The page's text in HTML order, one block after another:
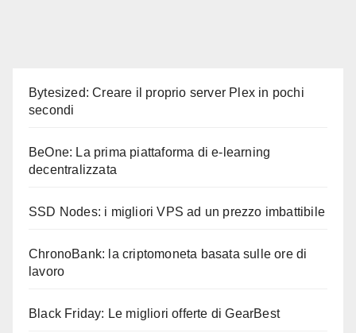
Bytesized: Creare il proprio server Plex in pochi
secondi
BeOne: La prima piattaforma di e-learning
decentralizzata
SSD Nodes: i migliori VPS ad un prezzo imbattibile
ChronoBank: la criptomoneta basata sulle ore di
lavoro
Black Friday: Le migliori offerte di GearBest